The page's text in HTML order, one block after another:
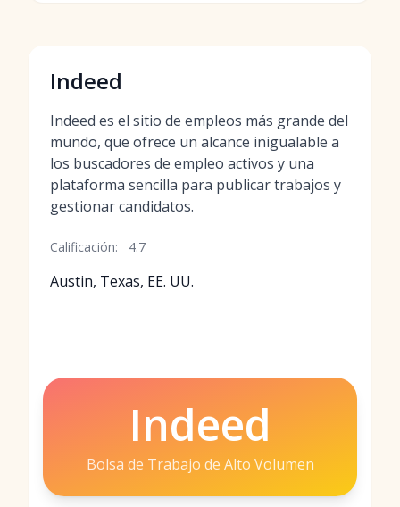
Indeed
Indeed es el sitio de empleos más grande del
mundo, que ofrece un alcance inigualable a
los buscadores de empleo activos y una
plataforma sencilla para publicar trabajos y
gestionar candidatos.
Calificación: 4.7
Austin, Texas, EE. UU.
Indeed
Bolsa de Trabajo de Alto Volumen